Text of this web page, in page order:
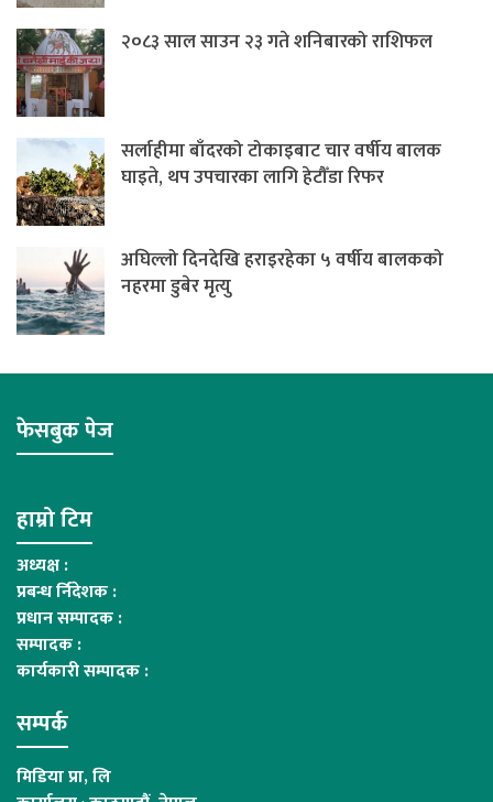
२०८३ साल साउन २३ गते शनिबारको राशिफल
सर्लाहीमा बाँदरको टोकाइबाट चार वर्षीय बालक
घाइते, थप उपचारका लागि हेटौँडा रिफर
अघिल्लो दिनदेखि हराइरहेका ५ वर्षीय बालकको
नहरमा डुबेर मृत्यु
फेसबुक पेज
हाम्रो टिम
अध्यक्ष :
प्रबन्ध र्निदेशक :
प्रधान सम्पादक :
सम्पादक :
कार्यकारी सम्पादक :
सम्पर्क
मिडिया प्रा, लि